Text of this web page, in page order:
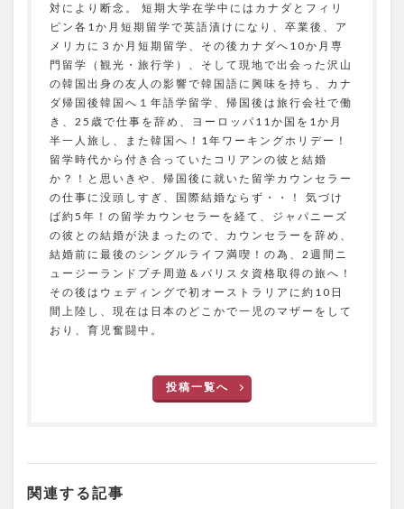
対により断念。 短期大学在学中にはカナダとフィリ
ピン各1か月短期留学で英語漬けになり、卒業後、ア
メリカに３か月短期留学、その後カナダへ10か月専
門留学（観光・旅行学）、そして現地で出会った沢山
の韓国出身の友人の影響で韓国語に興味を持ち、カナ
ダ帰国後韓国へ１年語学留学、帰国後は旅行会社で働
き、25歳で仕事を辞め、ヨーロッパ11か国を1か月
半一人旅し、また韓国へ！1年ワーキングホリデー！
留学時代から付き合っていたコリアンの彼と結婚
か？！と思いきや、帰国後に就いた留学カウンセラー
の仕事に没頭しすぎ、国際結婚ならず・・！ 気づけ
ば約5年！の留学カウンセラーを経て、ジャパニーズ
の彼との結婚が決まったので、カウンセラーを辞め、
結婚前に最後のシングルライフ満喫！の為、2週間ニ
ュージーランドプチ周遊＆バリスタ資格取得の旅へ！
その後はウェディングで初オーストラリアに約10日
間上陸し、現在は日本のどこかで一児のマザーをして
おり、育児奮闘中。
投稿一覧へ
関連する記事